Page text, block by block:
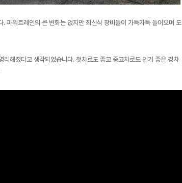
파워트레인의 큰 변화는 없지만 최신식 장비들이 가득가득 들어오며 도
해졌다고 생각되었습니다. 첫차로도 좋고 중고차로도 인기 좋은 경차